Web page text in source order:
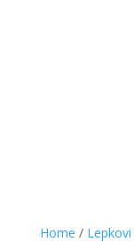
Home / Lepkovi